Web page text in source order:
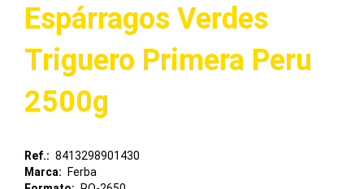
Espárragos Verdes
Triguero Primera Peru
2500g
Ref.
8413298901430
Marca
Ferba